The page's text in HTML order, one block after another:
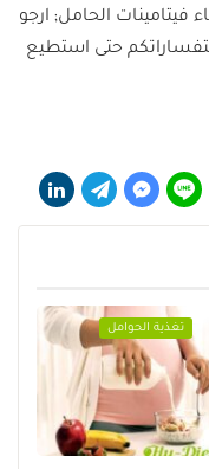
فيتامينات الحامل; ارجو
حتى استطيع
تغذية الحوامل